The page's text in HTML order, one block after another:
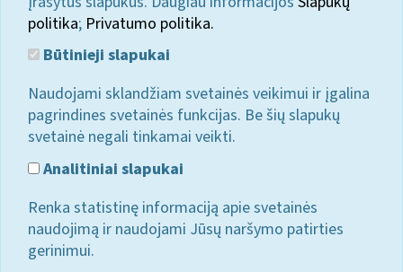
politika; Privatumo politika.
Būtinieji slapukai
Naudojami sklandžiam svetainės veikimui ir įgalina
pagrindines svetainės funkcijas. Be šių slapukų
svetainė negali tinkamai veikti.
Analitiniai slapukai
Renka statistinę informaciją apie svetainės
naudojimą ir naudojami Jūsų naršymo patirties
gerinimui.